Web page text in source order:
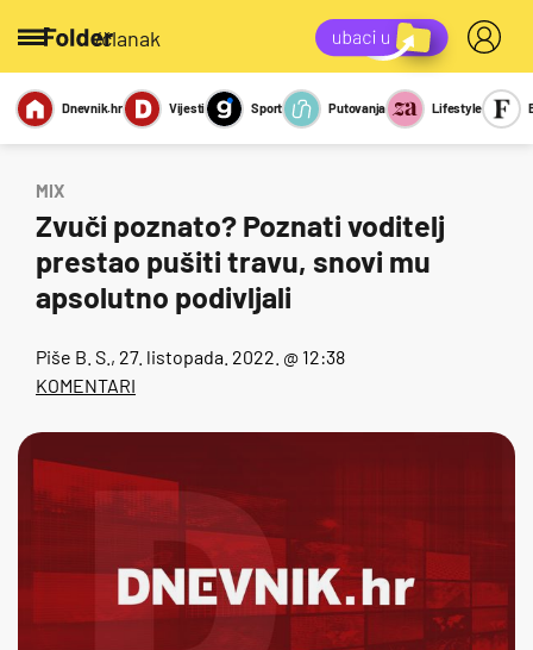
/članak
Miks Kviz
Report
Sexy
Dnevnik.hr Vijesti Sport Putovanja Lifestyle
MIX
Zvuči poznato? Poznati voditelj
prestao pušiti travu, snovi mu
apsolutno podivljali
Piše B. S. , 27. listopada. 2022. @ 12:38
KOMENTARI